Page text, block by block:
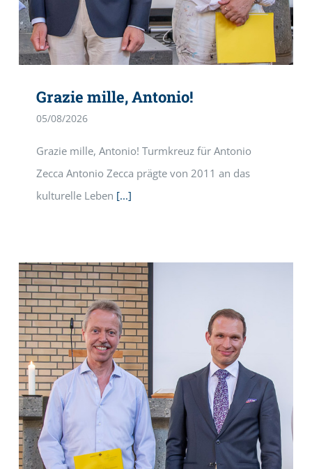
Grazie mille, Antonio!
05/08/2026
Grazie mille, Antonio! Turmkreuz für Antonio
Zecca Antonio Zecca prägte von 2011 an das
kulturelle Leben [...]